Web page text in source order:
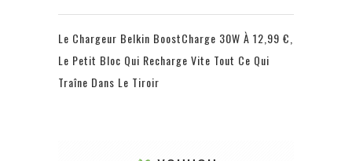
Le Chargeur Belkin BoostCharge 30W À 12,99 €,
Le Petit Bloc Qui Recharge Vite Tout Ce Qui
Traîne Dans Le Tiroir